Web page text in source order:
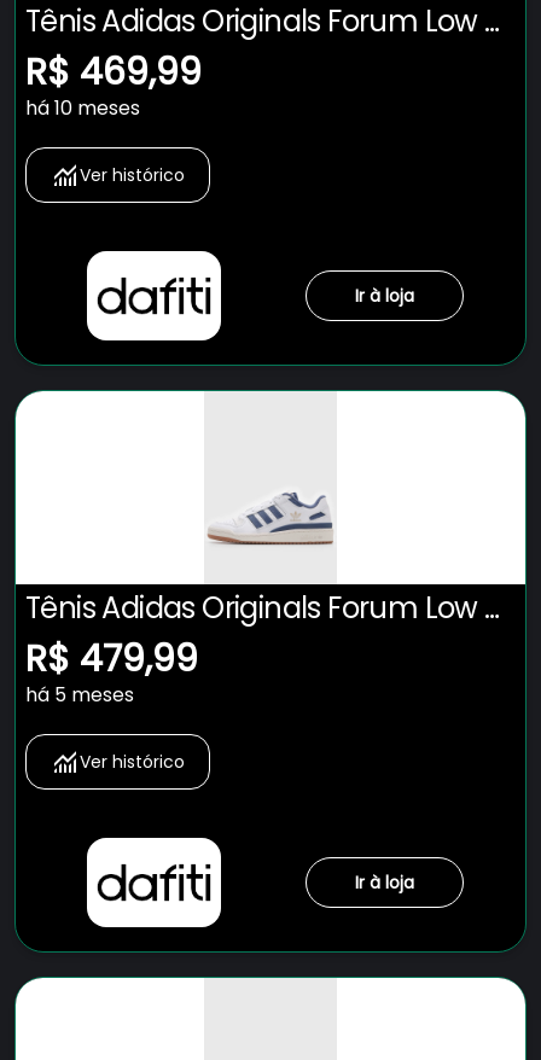
Tênis Adidas Originals Forum Low Cl
Branco
R$ 469,99
há 10 meses
Ver histórico
Ir à loja
Tênis Adidas Originals Forum Low Cl
Branco
R$ 479,99
há 5 meses
Ver histórico
Ir à loja